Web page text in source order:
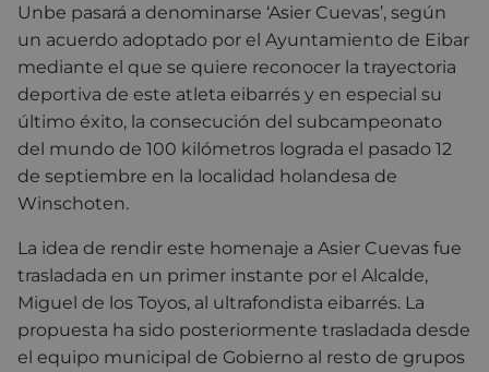
Unbe pasará a denominarse ‘Asier Cuevas’, según
un acuerdo adoptado por el Ayuntamiento de Eibar
mediante el que se quiere reconocer la trayectoria
deportiva de este atleta eibarrés y en especial su
último éxito, la consecución del subcampeonato
del mundo de 100 kilómetros lograda el pasado 12
de septiembre en la localidad holandesa de
Winschoten.
La idea de rendir este homenaje a Asier Cuevas fue
trasladada en un primer instante por el Alcalde,
Miguel de los Toyos, al ultrafondista eibarrés. La
propuesta ha sido posteriormente trasladada desde
el equipo municipal de Gobierno al resto de grupos